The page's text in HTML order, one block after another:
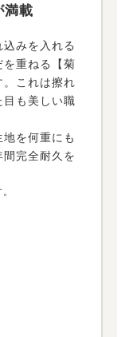
満載
みを入れる
重ねる【菊
これは擦れ
も美しい職
を何重にも
完全耐久を